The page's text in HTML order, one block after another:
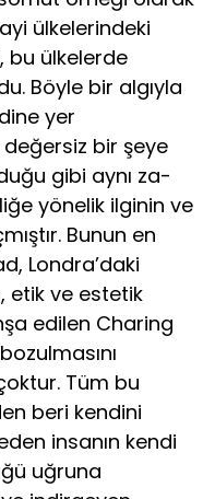
ülkelerindeki
bu ülkelerde
Böyle bir algıyla
yer
değersiz bir şeye
gibi aynı za­
yönelik ilginin ve
Bunun en
Londra’daki
etik ve estetik
edilen Charing
Tüm bu
beri kendini
insanın kendi
uğruna